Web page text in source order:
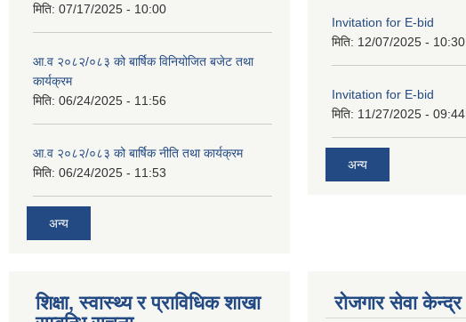
मिति: 07/17/2025 - 10:00
आ.व २०८२/०८३ को बार्षिक विनियोजित बजेट तथा
कार्यक्रम
मिति: 06/24/2025 - 11:56
आ.व २०८२/०८३ को बार्षिक नीति तथा कार्यक्रम
मिति: 06/24/2025 - 11:53
अन्य
Invitation for E-bid
मिति: 12/07/2025 - 10:30
Invitation for E-bid
मिति: 11/27/2025 - 09:44
अन्य
शिक्षा, स्वास्थ्य र प्राविधिक शाखा
रोजगार सेवा केन्द्र